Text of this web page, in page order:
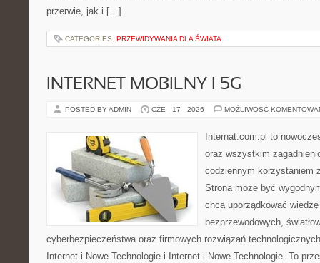
przerwie, jak i […]
CATEGORIES: PRZEWIDYWANIA DLA ŚWIATA
INTERNET MOBILNY I 5G
POSTED BY ADMIN CZE - 17 - 2026 MOŻLIWOŚĆ
Internat.com.pl to
oraz wszystkim
codziennym korzystaniem
Strona może być
chcą uporządkować
bezprzewodowych,
cyberbezpieczeństwa oraz firmowych rozwiązań
Internet i Nowe Technologie i Internet i Nowe Technologie. To